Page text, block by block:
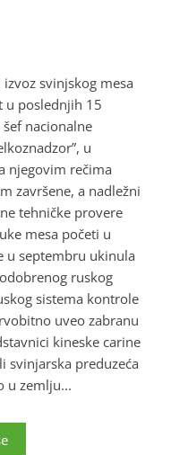
svinjskog mesa
u poslednjih 15
nacionalne
u
njegovim rečima
završene, a nadležni
tehničke provere
mesa početi u
u septembru ukinula
ruskog
sistema kontrole
uveo zabranu
kineske carine
svinjarska preduzeća
u zemlju...